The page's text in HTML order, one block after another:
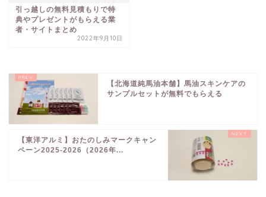
引っ越しの無料見積もりで特
典やプレゼントがもらえる業
者・サイトまとめ
2022年9月10日
【北海道純馬油本舗】馬油スキンケアの
サンプルセットが無料でもらえる
【東洋アルミ】おたのしみマークキャン
ペーン2025-2026（2026年...